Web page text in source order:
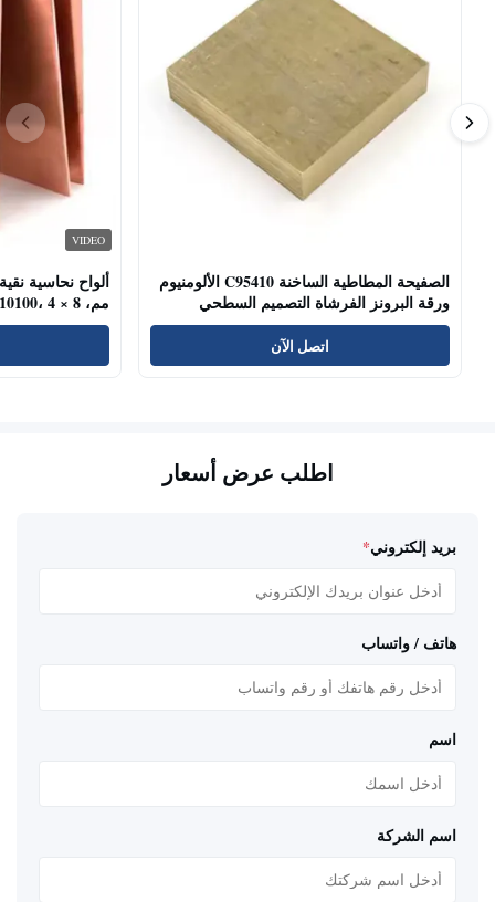
الصفيحة المطاطية الساخنة C95410 الألومنيوم
ورقة البرونز الفرشاة التصميم السطحي
الصناعة
اتصل الآن
VIDEO
مم، C11000 C10100، 4 × 8 قدم
اطلب عرض أسعار
بريد إلكتروني*
هاتف / واتساب
اسم
اسم الشركة